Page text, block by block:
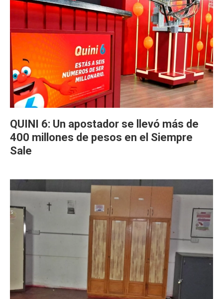
QUINI 6: Un apostador se llevó más de
400 millones de pesos en el Siempre
Sale